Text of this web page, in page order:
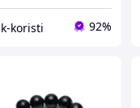
koristi 92%